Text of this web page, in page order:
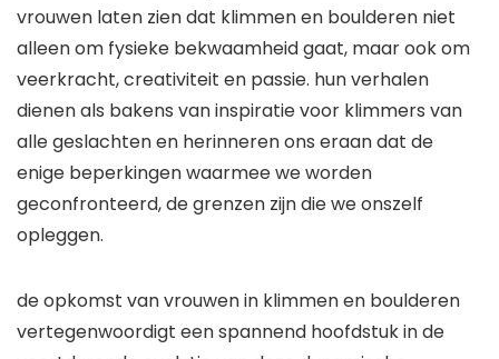
vrouwen laten zien dat klimmen en boulderen niet
alleen om fysieke bekwaamheid gaat, maar ook om
veerkracht, creativiteit en passie. hun verhalen
dienen als bakens van inspiratie voor klimmers van
alle geslachten en herinneren ons eraan dat de
enige beperkingen waarmee we worden
geconfronteerd, de grenzen zijn die we onszelf
opleggen.
de opkomst van vrouwen in klimmen en boulderen
vertegenwoordigt een spannend hoofdstuk in de